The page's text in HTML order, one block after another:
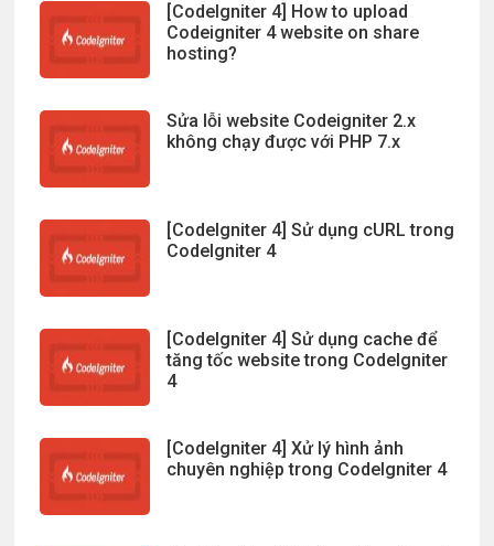
[CodeIgniter 4] How to upload
Codeigniter 4 website on share
hosting?
Sửa lỗi website Codeigniter 2.x
không chạy được với PHP 7.x
[CodeIgniter 4] Sử dụng cURL trong
CodeIgniter 4
[CodeIgniter 4] Sử dụng cache để
tăng tốc website trong CodeIgniter
4
[CodeIgniter 4] Xử lý hình ảnh
chuyên nghiệp trong CodeIgniter 4